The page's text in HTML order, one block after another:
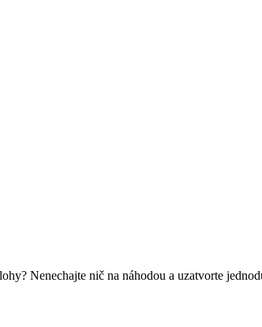
Nenechajte nič na náhodou a uzatvorte